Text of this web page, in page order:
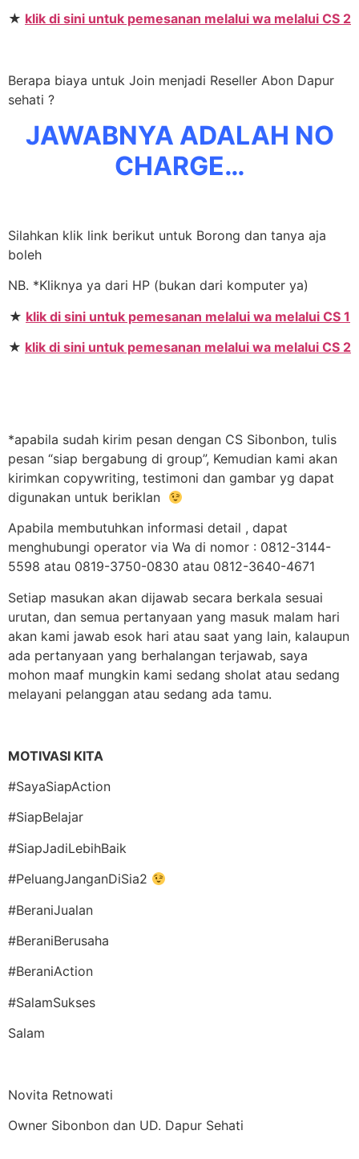
★ klik di sini untuk pemesanan melalui wa melalui CS 2
Berapa biaya untuk Join menjadi Reseller Abon Dapur
sehati ?
JAWABNYA ADALAH NO
CHARGE…
Silahkan klik link berikut untuk Borong dan tanya aja
boleh
NB. *Kliknya ya dari HP (bukan dari komputer ya)
★ klik di sini untuk pemesanan melalui wa melalui CS 1
★ klik di sini untuk pemesanan melalui wa melalui CS 2
*apabila sudah kirim pesan dengan CS Sibonbon, tulis
pesan “siap bergabung di group”, Kemudian kami akan
kirimkan copywriting, testimoni dan gambar yg dapat
digunakan untuk beriklan
Apabila membutuhkan informasi detail , dapat
menghubungi operator via Wa di nomor : 0812-3144-
5598 atau 0819-3750-0830 atau 0812-3640-4671
Setiap masukan akan dijawab secara berkala sesuai
urutan, dan semua pertanyaan yang masuk malam hari
akan kami jawab esok hari atau saat yang lain, kalaupun
ada pertanyaan yang berhalangan terjawab, saya
mohon maaf mungkin kami sedang sholat atau sedang
melayani pelanggan atau sedang ada tamu.
MOTIVASI KITA
#SayaSiapAction
#SiapBelajar
#SiapJadiLebihBaik
#PeluangJanganDiSia2
#BeraniJualan
#BeraniBerusaha
#BeraniAction
#SalamSukses
Salam
Novita Retnowati
Owner Sibonbon dan UD. Dapur Sehati